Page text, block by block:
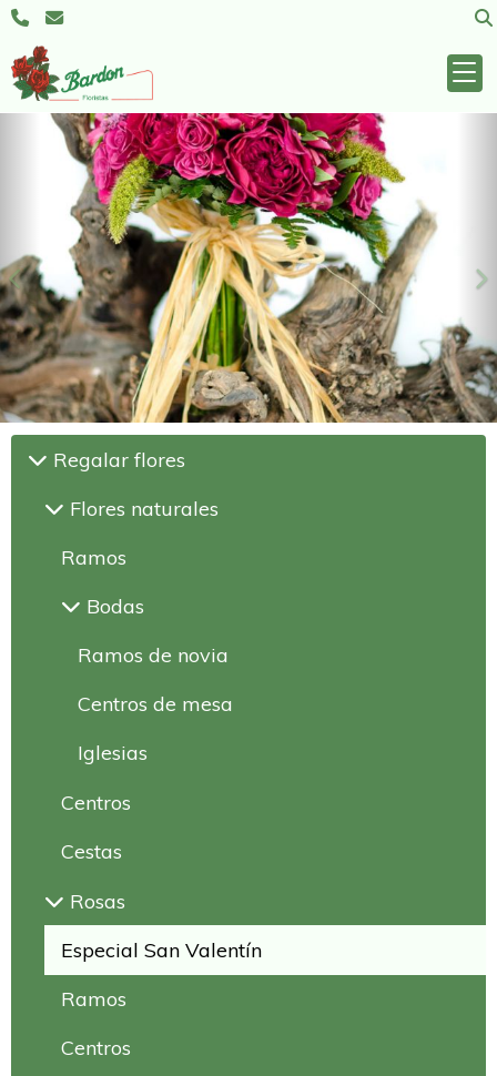
Anterior
Regalar flores
Flores naturales
Ramos
Bodas
Ramos de novia
Centros de mesa
Iglesias
Centros
Cestas
Rosas
Especial San Valentín
Ramos
Centros